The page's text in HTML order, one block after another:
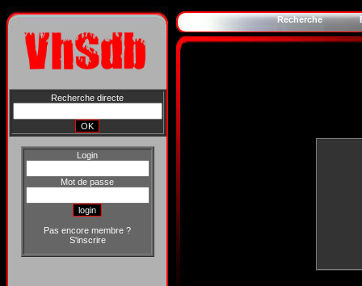
Recherche directe
Login
Mot de passe
Pas encore membre ?
S'inscrire
Recherche